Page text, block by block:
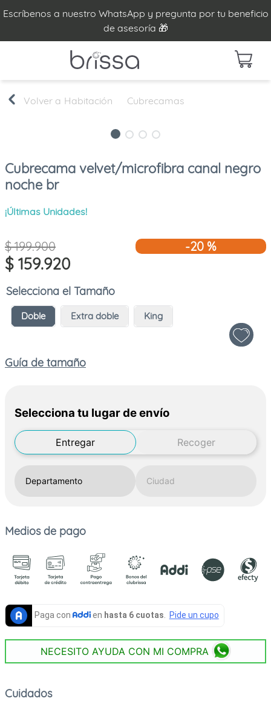
Escríbenos a nuestro WhatsApp y pregunta por tu beneficio
de asesoría 🎁
Habitación Cubrecamas
Cubrecama velvet/microfibra canal negro
noche br
¡Últimas Unidades!
$ 199.900
$ 159.920
-20 %
Tamaño
Doble Extra doble King
Guía de tamaño
Selecciona tu lugar de envío
Entregar Recoger
Medios de pago
NECESITO AYUDA CON MI COMPRA
Cuidados